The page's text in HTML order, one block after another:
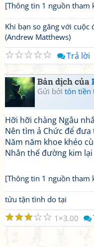
[Thông tin 1 nguồn tham
Khi bạn so găng với
(Andrew Matthews)
☆
☆
☆
☆
☆ Trả lời
Bản dịch của
Gửi bởi tôn tiền
Hỡi hỡi chàng Ngâu
Nên tìm ả Chức để đưa
Năm năm khoe khéo
Nhân thế đường kim
[Thông tin 1 nguồn tham
tửu tận tình do tại
☆
☆
☆
☆
☆ 1 3.00